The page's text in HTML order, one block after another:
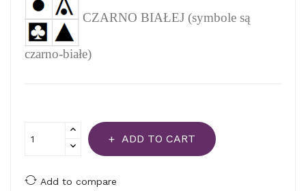
CZARNO BIAŁEJ (symbole są
czarno-białe)
ADD TO CART
Add to compare